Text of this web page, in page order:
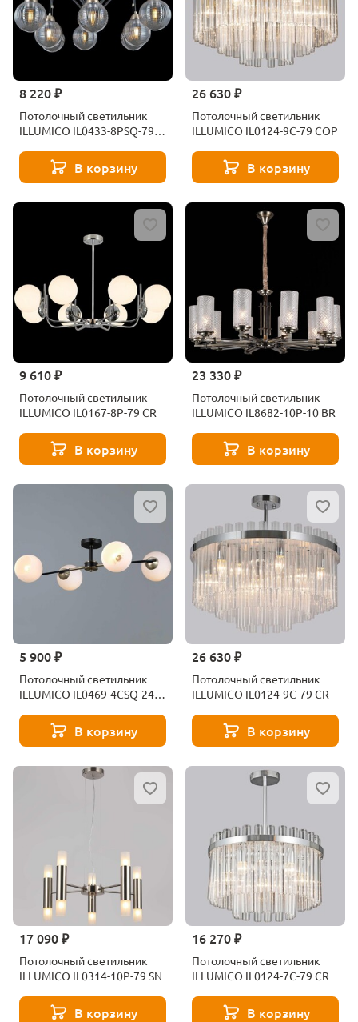
8 220 ₽
Потолочный светильник
ILLUMICO IL0433-8PSQ-79
В корзину
26 630 ₽
Потолочный светильник
ILLUMICO IL0124-9C-79 COP
В корзину
9 610 ₽
Потолочный светильник
ILLUMICO IL0167-8P-79 CR
В корзину
23 330 ₽
Потолочный светильник
ILLUMICO IL8682-10P-10 BR
В корзину
5 900 ₽
Потолочный светильник
ILLUMICO IL0469-4CSQ-24
В корзину
26 630 ₽
Потолочный светильник
ILLUMICO IL0124-9C-79 CR
В корзину
17 090 ₽
Потолочный светильник
ILLUMICO IL0314-10P-79 SN
В корзину
16 270 ₽
Потолочный светильник
ILLUMICO IL0124-7C-79 CR
В корзину